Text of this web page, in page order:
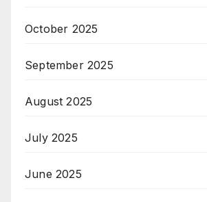
October 2025
September 2025
August 2025
July 2025
June 2025